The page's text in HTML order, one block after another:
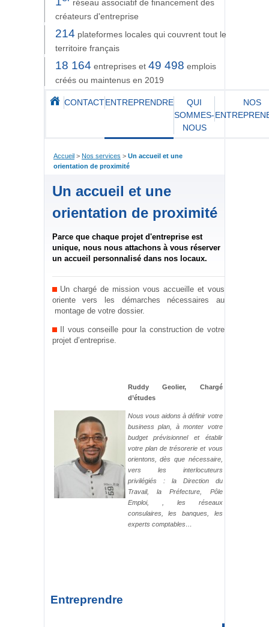
réseau associatif de financement des
créateurs d'entreprise
214 plateformes locales qui couvrent tout le
territoire français
18 164 entreprises et 49 498 emplois
créés ou maintenus en 2019
CONTACTENTREPRENDRE
QUI
SOMMES-
NOUS
NOS
Accueil > Nos services > Un accueil et une
orientation de proximité
Un accueil et une
orientation de proximité
Parce que chaque projet d'entreprise est
unique, nous nous attachons à vous réserver
un accueil personnalisé dans nos locaux.
Un chargé de mission vous accueille et vous
oriente vers les démarches nécessaires au
montage de votre dossier.
Il vous conseille pour la construction de votre
projet d’entreprise.
Ruddy Geolier, Chargé
d’études
Nous vous aidons à définir votre
business plan, à monter votre
budget prévisionnel et établir
votre plan de trésorerie et vous
orientons, dès que nécessaire,
vers les interlocuteurs
privilégiés : la Direction du
Travail, laPréfecture, Pôle
Emploi, , les réseaux
consulaires, les banques, les
experts comptables…
Entreprendre